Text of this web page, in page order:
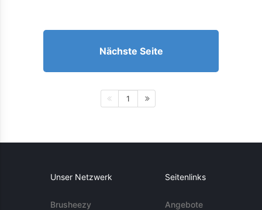
Nächste Seite
1
Unser Netzwerk
Brusheezy
Seitenlinks
Angebote